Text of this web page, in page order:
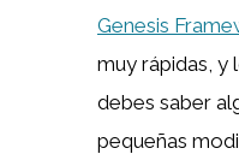
Genesis
muy rápidas, y
debes saber
pequeñas